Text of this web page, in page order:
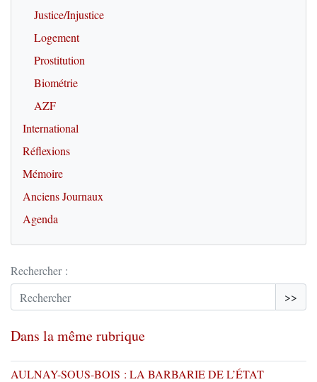
Justice/Injustice
Logement
Prostitution
Biométrie
AZF
International
Réflexions
Mémoire
Anciens Journaux
Agenda
Rechercher :
>>
Dans la même rubrique
AULNAY-SOUS-BOIS : LA BARBARIE DE L’ÉTAT